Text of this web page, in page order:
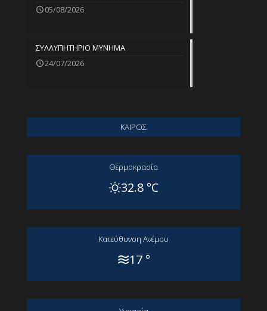
05/08/2026
ΣΥΛΛΥΠΗΤΗΡΙΟ ΜΥΝΗΜΑ
24/07/2026
ΚΑΙΡΟΣ
Θερμοκρασία
32.8 °C
Kατεύθυνση Aνέμου
17 °